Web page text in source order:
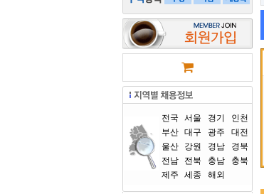
전국 서울 경기
인천
부산 대구 광주
대전
울산
강원 경남
경북
전남
전북 충남
충북
제주
세종 해외